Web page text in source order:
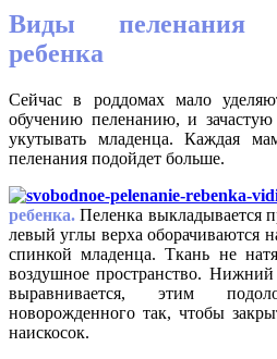
Виды пеленания
ребенка
Сейчас в роддомах мало
обучению пеленанию, и
укутывать младенца. Каждая
пеленания подойдет больше.
ребенка. Пеленка выкладывается
левый углы верха оборачиваются
спинкой младенца. Ткань не
воздушное пространство. Нижний
выравнивается, этим
новорожденного так, чтобы
наискосок.